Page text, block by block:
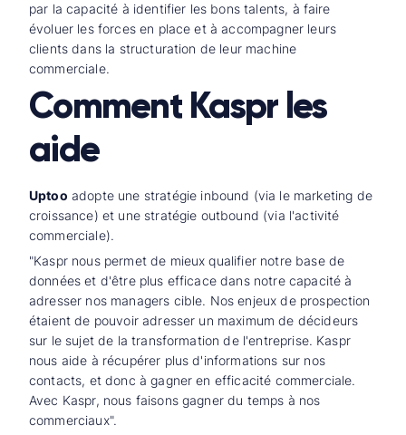
par la capacité à identifier les bons talents, à faire
évoluer les forces en place et à accompagner leurs
clients dans la structuration de leur machine
commerciale.
Comment Kaspr les
aide
Uptoo adopte une stratégie inbound (via le marketing de
croissance) et une stratégie outbound (via l'activité
commerciale).
"Kaspr nous permet de mieux qualifier notre base de
données et d'être plus efficace dans notre capacité à
adresser nos managers cible. Nos enjeux de prospection
étaient de pouvoir adresser un maximum de décideurs
sur le sujet de la transformation de l'entreprise. Kaspr
nous aide à récupérer plus d'informations sur nos
contacts, et donc à gagner en efficacité commerciale.
Avec Kaspr, nous faisons gagner du temps à nos
commerciaux".